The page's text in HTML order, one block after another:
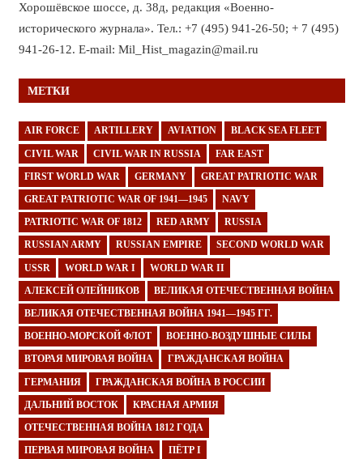
Хорошёвское шоссе, д. 38д, редакция «Военно-
исторического журнала». Тел.: +7 (495) 941-26-50; + 7 (495)
941-26-12. E-mail: Mil_Hist_magazin@mail.ru
МЕТКИ
AIR FORCE ARTILLERY AVIATION BLACK SEA FLEET
CIVIL WAR CIVIL WAR IN RUSSIA FAR EAST
FIRST WORLD WAR GERMANY GREAT PATRIOTIC WAR
GREAT PATRIOTIC WAR OF 1941—1945 NAVY
PATRIOTIC WAR OF 1812 RED ARMY RUSSIA
RUSSIAN ARMY RUSSIAN EMPIRE SECOND WORLD WAR
USSR WORLD WAR I WORLD WAR II
АЛЕКСЕЙ ОЛЕЙНИКОВ ВЕЛИКАЯ ОТЕЧЕСТВЕННАЯ ВОЙНА
ВЕЛИКАЯ ОТЕЧЕСТВЕННАЯ ВОЙНА 1941—1945 ГГ.
ВОЕННО-МОРСКОЙ ФЛОТ ВОЕННО-ВОЗДУШНЫЕ СИЛЫ
ВТОРАЯ МИРОВАЯ ВОЙНА ГРАЖДАНСКАЯ ВОЙНА
ГЕРМАНИЯ ГРАЖДАНСКАЯ ВОЙНА В РОССИИ
ДАЛЬНИЙ ВОСТОК КРАСНАЯ АРМИЯ
ОТЕЧЕСТВЕННАЯ ВОЙНА 1812 ГОДА
ПЕРВАЯ МИРОВАЯ ВОЙНА ПЁТР I